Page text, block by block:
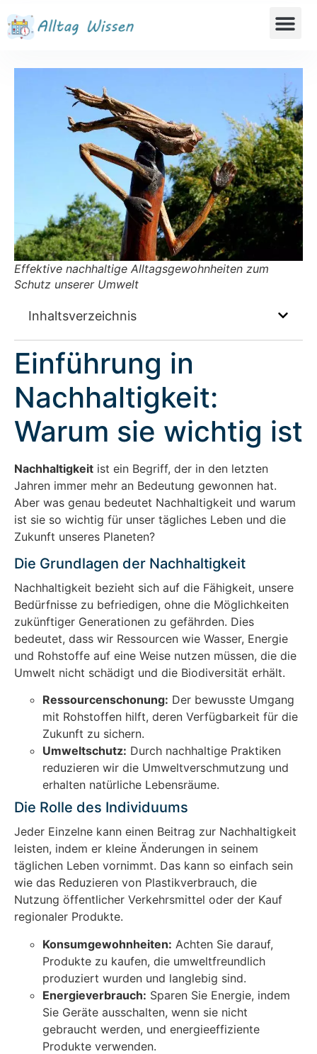
Effektive nachhaltige Alltagsgewohnheiten zum
Schutz unserer Umwelt
Inhaltsverzeichnis
Einführung in
Nachhaltigkeit:
Warum sie wichtig ist
Nachhaltigkeit ist ein Begriff, der in den letzten
Jahren immer mehr an Bedeutung gewonnen hat.
Aber was genau bedeutet Nachhaltigkeit und warum
ist sie so wichtig für unser tägliches Leben und die
Zukunft unseres Planeten?
Die Grundlagen der Nachhaltigkeit
Nachhaltigkeit bezieht sich auf die Fähigkeit, unsere
Bedürfnisse zu befriedigen, ohne die Möglichkeiten
zukünftiger Generationen zu gefährden. Dies
bedeutet, dass wir Ressourcen wie Wasser, Energie
und Rohstoffe auf eine Weise nutzen müssen, die die
Umwelt nicht schädigt und die Biodiversität erhält.
Ressourcenschonung: Der bewusste Umgang
mit Rohstoffen hilft, deren Verfügbarkeit für die
Zukunft zu sichern.
Umweltschutz: Durch nachhaltige Praktiken
reduzieren wir die Umweltverschmutzung und
erhalten natürliche Lebensräume.
Die Rolle des Individuums
Jeder Einzelne kann einen Beitrag zur Nachhaltigkeit
leisten, indem er kleine Änderungen in seinem
täglichen Leben vornimmt. Das kann so einfach sein
wie das Reduzieren von Plastikverbrauch, die
Nutzung öffentlicher Verkehrsmittel oder der Kauf
regionaler Produkte.
Konsumgewohnheiten: Achten Sie darauf,
Produkte zu kaufen, die umweltfreundlich
produziert wurden und langlebig sind.
Energieverbrauch: Sparen Sie Energie, indem
Sie Geräte ausschalten, wenn sie nicht
gebraucht werden, und energieeffiziente
Produkte verwenden.